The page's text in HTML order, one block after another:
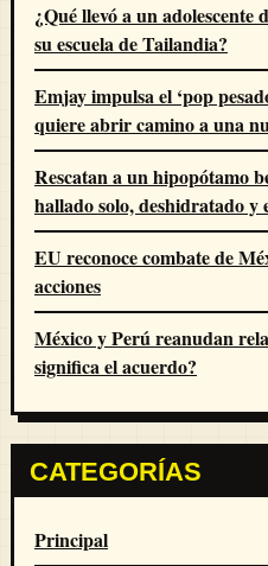
¿Qué llevó a un adolescente
su escuela de Tailandia?
Emjay impulsa el ‘pop
quiere abrir camino a una
Rescatan a un hipopótamo
hallado solo, deshidratado y
EU reconoce combate de
acciones
México y Perú reanudan
significa el acuerdo?
CATEGORÍAS
Principal